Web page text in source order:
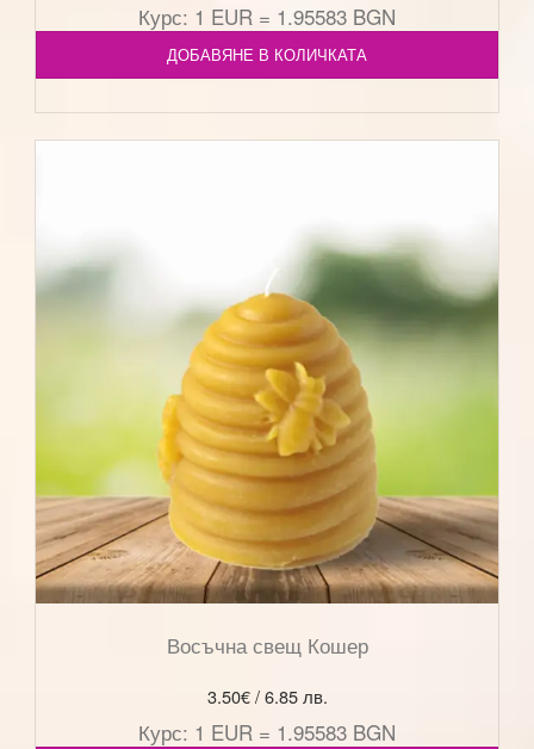
Курс: 1 EUR = 1.95583 BGN
ДОБАВЯНЕ В КОЛИЧКАТА
Восъчна свещ Кошер
3.50€/ 6.85 лв.
Курс: 1 EUR = 1.95583 BGN